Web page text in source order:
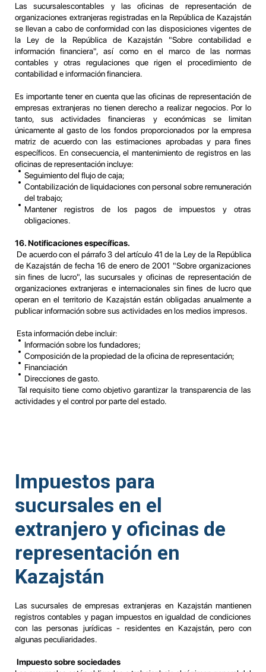
Las sucursalescontables y las oficinas de representación de
organizaciones extranjeras registradas en la República de Kazajstán
se llevan a cabo de conformidad con las disposiciones vigentes de
la Ley de la República de Kazajstán "Sobre contabilidad e
información financiera", así como en el marco de las normas
contables y otras regulaciones que rigen el procedimiento de
contabilidad e información financiera.
Es importante tener en cuenta que las oficinas de representación de
empresas extranjeras no tienen derecho a realizar negocios. Por lo
tanto, sus actividades financieras y económicas se limitan
únicamente al gasto de los fondos proporcionados por la empresa
matriz de acuerdo con las estimaciones aprobadas y para fines
específicos. En consecuencia, el mantenimiento de registros en las
oficinas de representación incluye:
Seguimiento del flujo de caja;
Contabilización de liquidaciones con personal sobre remuneración
del trabajo;
Mantener registros de los pagos de impuestos y otras
obligaciones.
16. Notificaciones específicas.
De acuerdo con el párrafo 3 del artículo 41 de la Ley de la República
de Kazajstán de fecha 16 de enero de 2001 "Sobre organizaciones
sin fines de lucro", las sucursales y oficinas de representación de
organizaciones extranjeras e internacionales sin fines de lucro que
operan en el territorio de Kazajstán están obligadas anualmente a
publicar información sobre sus actividades en los medios impresos.
Esta información debe incluir:
Información sobre los fundadores;
Composición de la propiedad de la oficina de representación;
Financiación
Direcciones de gasto.
Tal requisito tiene como objetivo garantizar la transparencia de las
actividades y el control por parte del estado.
Impuestos para
sucursales en el
extranjero y oficinas de
representación en
Kazajstán
Las sucursales de empresas extranjeras en Kazajstán mantienen
registros contables y pagan impuestos en igualdad de condiciones
con las personas jurídicas - residentes en Kazajstán, pero con
algunas peculiaridades.
Impuesto sobre sociedades